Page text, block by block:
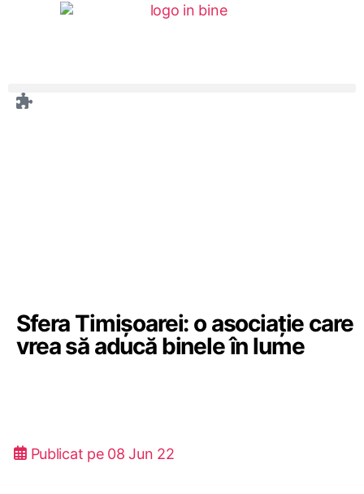
Sfera Timișoarei: o asociație care
vrea să aducă binele în lume
Publicat pe 08 Jun 22